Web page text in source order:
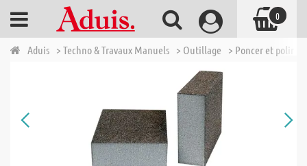
Aduis > Techno & Travaux Manuels > Outillage > Poncer et polir
0